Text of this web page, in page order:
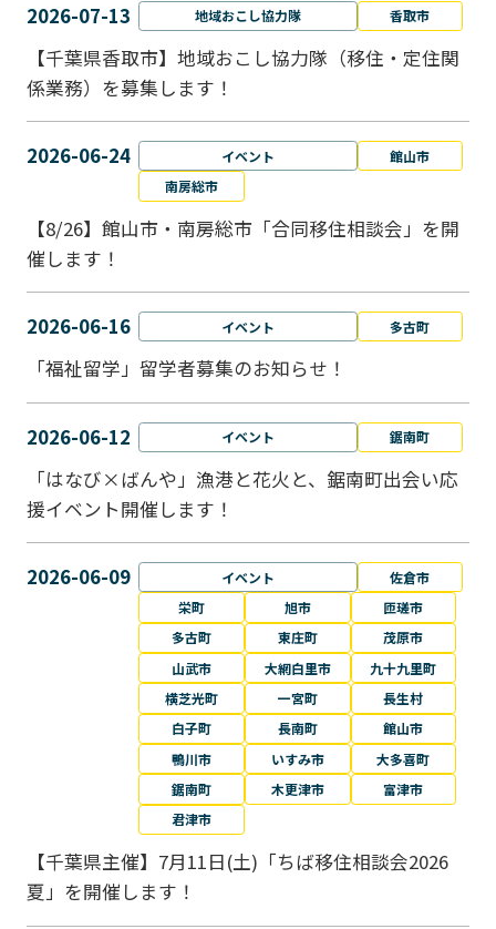
2026-07-13 地域おこし協力隊 香取市
【千葉県香取市】地域おこし協力隊（移住・定住関
係業務）を募集します！
2026-06-24 イベント
館山市
南房総市
【8/26】館山市・南房総市「合同移住相談会」を開
催します！
2026-06-16 イベント 多古町
「福祉留学」留学者募集のお知らせ！
2026-06-12 イベント 鋸南町
「はなび×ばんや」漁港と花火と、鋸南町出会い応
援イベント開催します！
2026-06-09 イベント
佐倉市
栄町
旭市
匝瑳市
多古町
東庄町
茂原市
山武市
大網白里市
九十九里町
横芝光町
一宮町
長生村
白子町
長南町
館山市
鴨川市
いすみ市
大多喜町
鋸南町
木更津市
富津市
君津市
【千葉県主催】7月11日(土)「ちば移住相談会2026
夏」を開催します！